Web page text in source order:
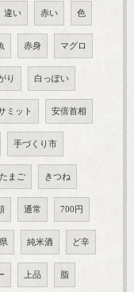
違い 赤い 色
赤身 マグロ
り 白っぽい
ミット 安倍首相
手づくり市
たまご きつね
通常 700円
純米酒 ど辛
上品 脂